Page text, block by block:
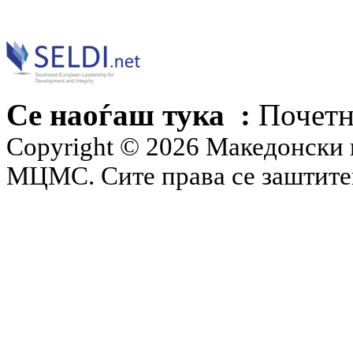
Се наоѓаш тука :
Copyright © 2026 Македонски
МЦМС. Сите права се